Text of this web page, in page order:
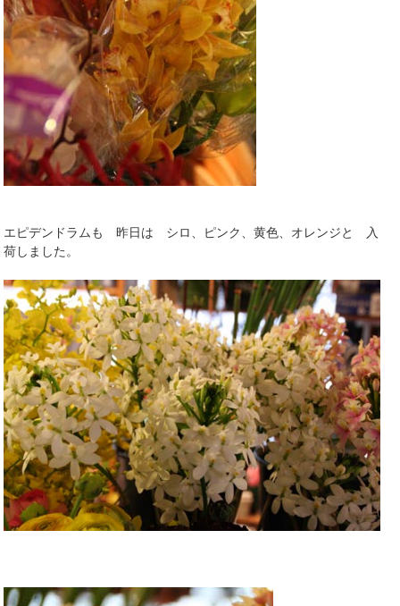
エピデンドラムも 昨日は シロ、ピンク、黄色、オレンジと 入
荷しました。